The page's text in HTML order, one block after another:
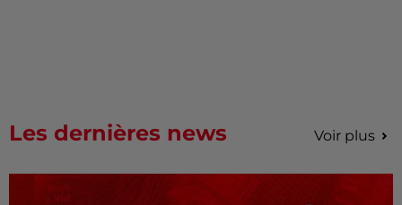
Les dernières news Voir plus